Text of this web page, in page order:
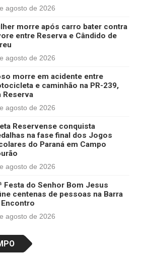
agosto de 2026
morre após carro bater contra
entre Reserva e Cândido de
agosto de 2026
morre em acidente entre
e caminhão na PR-239,
Reserva
agosto de 2026
Reservense conquista
na fase final dos Jogos
do Paraná em Campo
agosto de 2026
Festa do Senhor Bom Jesus
centenas de pessoas na Barra
agosto de 2026